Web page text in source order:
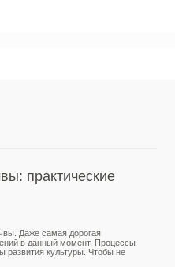
практические
Даже самая дорогая
в данный момент. Процессы
развития культуры. Чтобы не